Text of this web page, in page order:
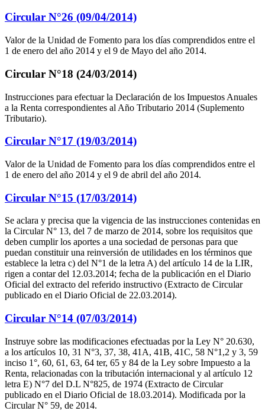
Circular N°26 (09/04/2014)
Valor de la Unidad de Fomento para los días comprendidos entre el
1 de enero del año 2014 y el 9 de Mayo del año 2014.
Circular N°18 (24/03/2014)
Instrucciones para efectuar la Declaración de los Impuestos Anuales
a la Renta correspondientes al Año Tributario 2014 (Suplemento
Tributario).
Circular N°17 (19/03/2014)
Valor de la Unidad de Fomento para los días comprendidos entre el
1 de enero del año 2014 y el 9 de abril del año 2014.
Circular N°15 (17/03/2014)
Se aclara y precisa que la vigencia de las instrucciones contenidas en
la Circular N° 13, del 7 de marzo de 2014, sobre los requisitos que
deben cumplir los aportes a una sociedad de personas para que
puedan constituir una reinversión de utilidades en los términos que
establece la letra c) del N°1 de la letra A) del artículo 14 de la LIR,
rigen a contar del 12.03.2014; fecha de la publicación en el Diario
Oficial del extracto del referido instructivo (Extracto de Circular
publicado en el Diario Oficial de 22.03.2014).
Circular N°14 (07/03/2014)
Instruye sobre las modificaciones efectuadas por la Ley N° 20.630,
a los artículos 10, 31 N°3, 37, 38, 41A, 41B, 41C, 58 N°1,2 y 3, 59
inciso 1°, 60, 61, 63, 64 ter, 65 y 84 de la Ley sobre Impuesto a la
Renta, relacionadas con la tributación internacional y al artículo 12
letra E) N°7 del D.L N°825, de 1974 (Extracto de Circular
publicado en el Diario Oficial de 18.03.2014). Modificada por la
Circular N° 59, de 2014.